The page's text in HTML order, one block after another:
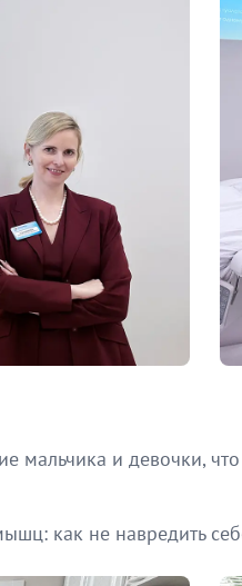
мальчика и девочки,
как не навредить